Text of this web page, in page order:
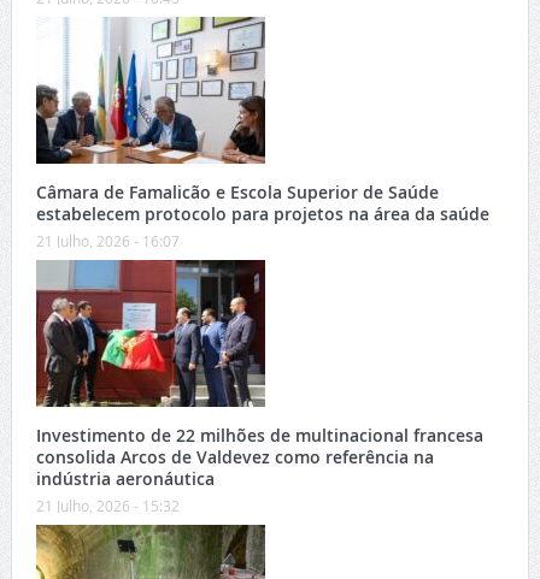
Câmara de Famalicão e Escola Superior de Saúde
estabelecem protocolo para projetos na área da saúde
21 Julho, 2026 - 16:07
Investimento de 22 milhões de multinacional francesa
consolida Arcos de Valdevez como referência na
indústria aeronáutica
21 Julho, 2026 - 15:32